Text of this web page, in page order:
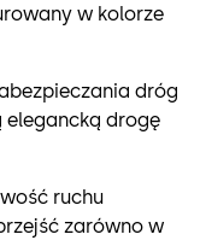
w kolorze
dróg
drogę
ruchu
zarówno w